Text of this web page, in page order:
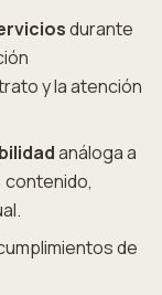
durante
y la atención
análoga a
contenido,
de